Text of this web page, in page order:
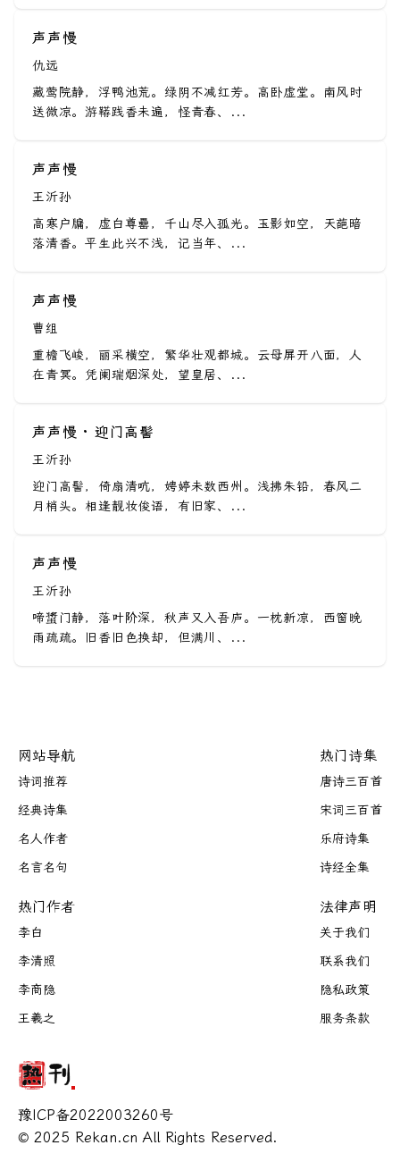
声声慢
仇远
藏莺院静，浮鸭池荒。绿阴不减红芳。高卧虚堂。南风时
送微凉。游鞯践香未遍，怪青春、...
声声慢
王沂孙
高寒户牖，虚白尊罍，千山尽入孤光。玉影如空，天葩暗
落清香。平生此兴不浅，记当年、...
声声慢
曹组
重檐飞峻，丽采横空，繁华壮观都城。云母屏开八面，人
在青冥。凭阑瑞烟深处，望皇居、...
声声慢 · 迎门高髻
王沂孙
迎门高髻，倚扇清吭，娉婷未数西州。浅拂朱铅，春风二
月梢头。相逢靓妆俊语，有旧家、...
声声慢
王沂孙
啼螀门静，落叶阶深，秋声又入吾庐。一枕新凉，西窗晚
雨疏疏。旧香旧色换却，但满川、...
豫ICP备2022003260号
© 2025 Rekan.cn All Rights Reserved.
网站导航
诗词推荐
经典诗集
名人作者
名言名句
热门诗集
唐诗三百首
宋词三百首
乐府诗集
诗经全集
热门作者
李白
李清照
李商隐
王羲之
法律声明
关于我们
联系我们
隐私政策
服务条款